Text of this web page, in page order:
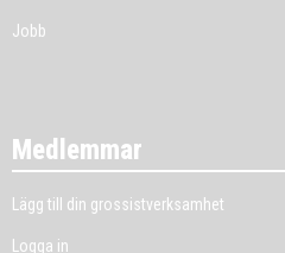
Jobb
Medlemmar
Lägg till din grossistverksamhet
Logga in